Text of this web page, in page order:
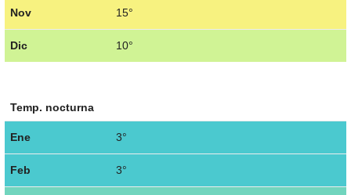
Nov 15°
Dic 10°
Temp. nocturna
Ene 3°
Feb 3°